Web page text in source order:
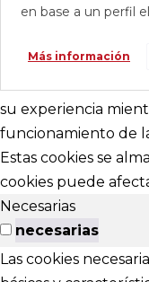
en base a un perfil
Más información
su experiencia
funcionamiento de
Estas cookies se
cookies puede
Necesarias
necesarias
Las cookies